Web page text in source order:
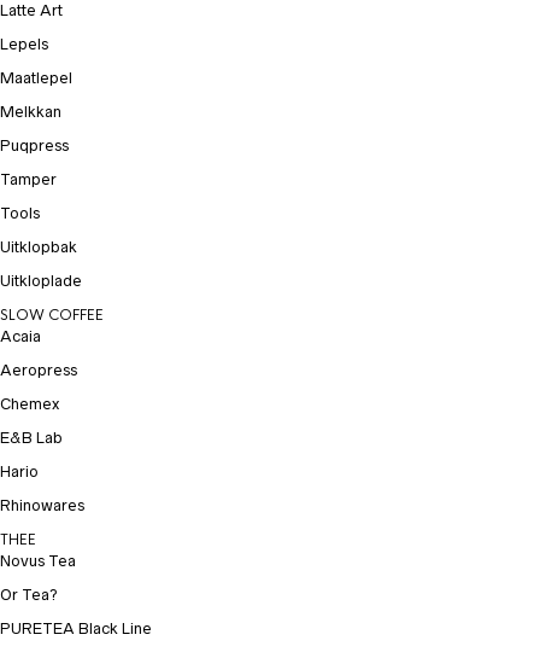
Latte Art
Lepels
Maatlepel
Melkkan
Puqpress
Tamper
Tools
Uitklopbak
Uitkloplade
SLOW COFFEE
Acaia
Aeropress
Chemex
E&B Lab
Hario
Rhinowares
THEE
Novus Tea
Or Tea?
PURETEA Black Line